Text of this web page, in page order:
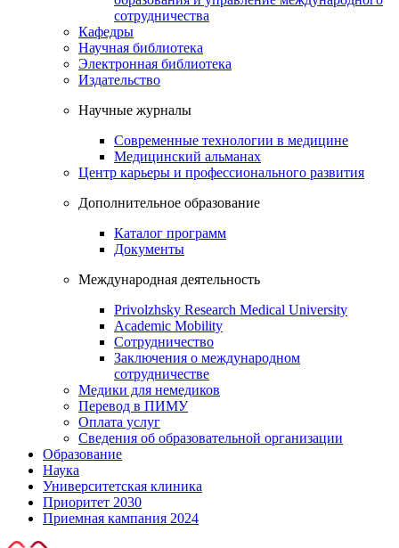
сотрудничества
Кафедры
Научная библиотека
Электронная библиотека
Издательство
Научные журналы
Современные технологии в медицине
Медицинский альманах
Центр карьеры и профессионального развития
Дополнительное образование
Каталог программ
Документы
Международная деятельность
Privolzhsky Research Medical University
Academic Mobility
Сотрудничество
Заключения о международном
сотрудничестве
Медики для немедиков
Перевод в ПИМУ
Оплата услуг
Сведения об образовательной организации
Образование
Наука
Университетская клиника
Приоритет 2030
Приемная кампания 2024